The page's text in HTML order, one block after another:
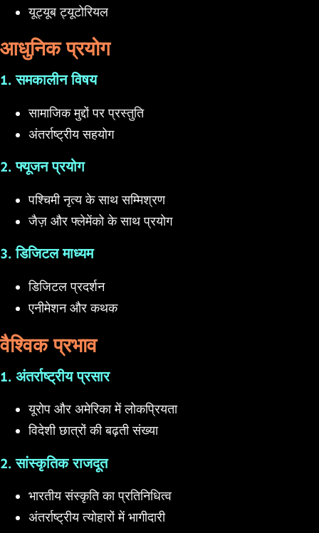
यूट्यूब ट्यूटोरियल
आधुनिक प्रयोग
1. समकालीन विषय
सामाजिक मुद्दों पर प्रस्तुति
अंतर्राष्ट्रीय सहयोग
2. फ्यूजन प्रयोग
पश्चिमी नृत्य के साथ सम्मिश्रण
जैज़ और फ्लेमेंको के साथ प्रयोग
3. डिजिटल माध्यम
डिजिटल प्रदर्शन
एनीमेशन और कथक
वैश्विक प्रभाव
1. अंतर्राष्ट्रीय प्रसार
यूरोप और अमेरिका में लोकप्रियता
विदेशी छात्रों की बढ़ती संख्या
2. सांस्कृतिक राजदूत
भारतीय संस्कृति का प्रतिनिधित्व
अंतर्राष्ट्रीय त्योहारों में भागीदारी